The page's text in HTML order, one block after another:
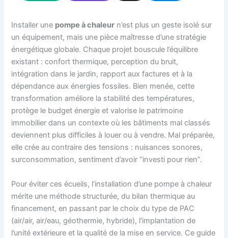
Installer une pompe à chaleur n’est plus un geste isolé sur
un équipement, mais une pièce maîtresse d’une stratégie
énergétique globale. Chaque projet bouscule l’équilibre
existant : confort thermique, perception du bruit,
intégration dans le jardin, rapport aux factures et à la
dépendance aux énergies fossiles. Bien menée, cette
transformation améliore la stabilité des températures,
protège le budget énergie et valorise le patrimoine
immobilier dans un contexte où les bâtiments mal classés
deviennent plus difficiles à louer ou à vendre. Mal préparée,
elle crée au contraire des tensions : nuisances sonores,
surconsommation, sentiment d’avoir “investi pour rien”.
Pour éviter ces écueils, l’installation d’une pompe à chaleur
mérite une méthode structurée, du bilan thermique au
financement, en passant par le choix du type de PAC
(air/air, air/eau, géothermie, hybride), l’implantation de
l’unité extérieure et la qualité de la mise en service. Ce guide